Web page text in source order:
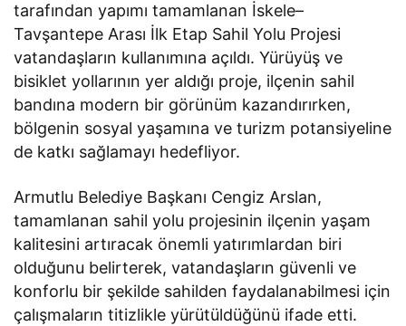
tarafından yapımı tamamlanan İskele–
Tavşantepe Arası İlk Etap Sahil Yolu Projesi
vatandaşların kullanımına açıldı. Yürüyüş ve
bisiklet yollarının yer aldığı proje, ilçenin sahil
bandına modern bir görünüm kazandırırken,
bölgenin sosyal yaşamına ve turizm potansiyeline
de katkı sağlamayı hedefliyor.
Armutlu Belediye Başkanı Cengiz Arslan,
tamamlanan sahil yolu projesinin ilçenin yaşam
kalitesini artıracak önemli yatırımlardan biri
olduğunu belirterek, vatandaşların güvenli ve
konforlu bir şekilde sahilden faydalanabilmesi için
çalışmaların titizlikle yürütüldüğünü ifade etti.